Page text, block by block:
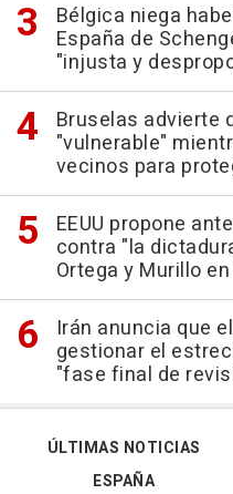
Bélgica niega
España de
"injusta y
Bruselas advierte
"vulnerable"
vecinos para
EEUU propone
contra "la
Ortega y Murillo
Irán anuncia que
gestionar el
"fase final de
ÚLTIMAS NOTICIAS
ESPAÑA